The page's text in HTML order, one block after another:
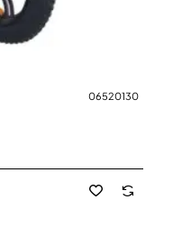
06520130